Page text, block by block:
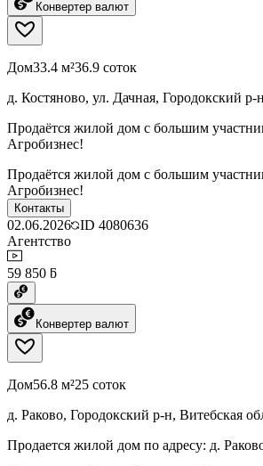
Конвертер валют
Дом33.4 м²36.9 соток
д. Костяново, ул. Дачная, Городокский р-
Продаётся жилой дом с большим
Агробизнес!
Продаётся жилой дом с большим
Агробизнес!
Контакты
02.06.2026 ID 4080636
Агентство
59 850 ƃ
Конвертер валют
Дом56.8 м²25 соток
д. Раково, Городокский р-н, Витебская
Продается жилой дом по адресу: д.